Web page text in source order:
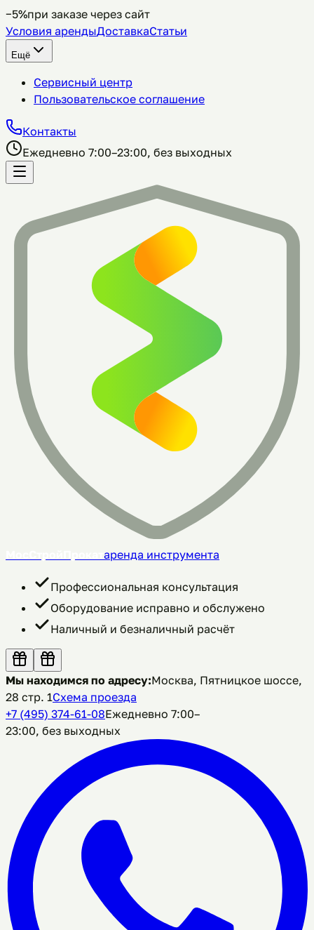
−5%при заказе через сайт
Условия арендыДоставкаСтатьи
Ещё
Сервисный центр
Пользовательское соглашение
Контакты
Ежедневно 7:00–23:00, без выходных
аренда инструмента
Профессиональная консультация
Оборудование исправно и обслужено
Наличный и безналичный расчёт
Мы находимся по адресу:Москва, Пятницкое шоссе,
28 стр. 1Схема проезда
+7 (495) 374-61-08Ежедневно 7:00–
23:00, без выходных